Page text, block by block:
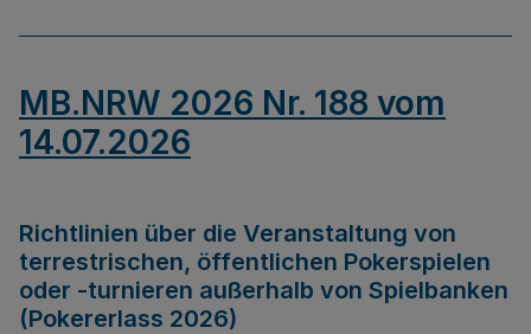
MB.NRW 2026 Nr. 188 vom
14.07.2026
Richtlinien über die Veranstaltung von
terrestrischen, öffentlichen Pokerspielen
oder -turnieren außerhalb von Spielbanken
(Pokererlass 2026)